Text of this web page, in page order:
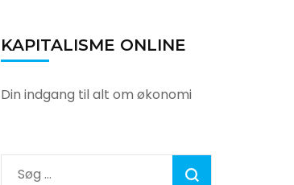
KAPITALISME ONLINE
Din indgang til alt om økonomi
Søg